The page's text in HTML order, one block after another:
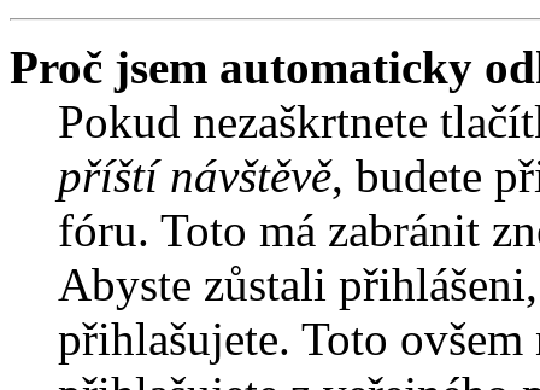
Proč jsem automaticky
Pokud nezaškrtnete
příští návštěvě, budete
fóru. Toto má zabránit
Abyste zůstali
přihlašujete. Toto